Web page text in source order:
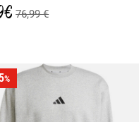
€ 76,99 €
%